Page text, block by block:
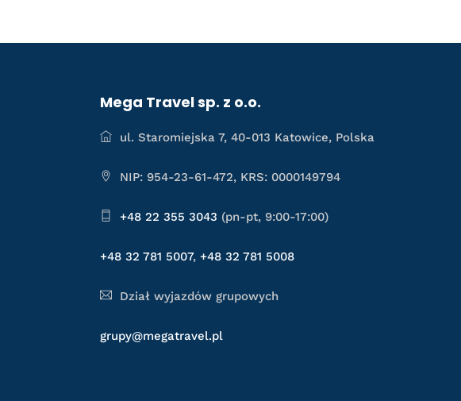
Mega Travel sp. z o.o.
ul. Staromiejska 7, 40-013 Katowice, Polska
NIP: 954-23-61-472, KRS: 0000149794
+48 22 355 3043 (pn-pt, 9:00-17:00)
+48 32 781 5007,+48 32 781 5008
Dział wyjazdów grupowych
grupy@megatravel.pl